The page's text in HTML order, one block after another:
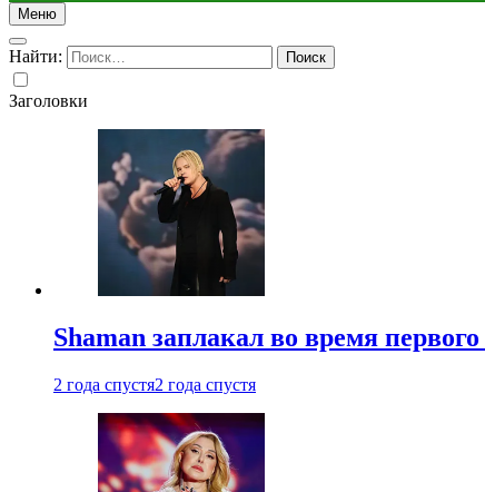
Меню
Найти:
Заголовки
Shaman заплакал во время
2 года спустя2 года спустя